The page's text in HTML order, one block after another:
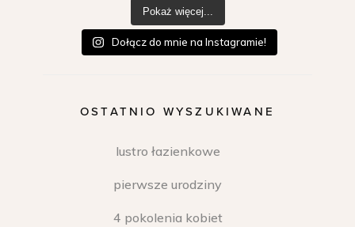
Pokaż więcej...
Dołącz do mnie na Instagramie!
OSTATNIO WYSZUKIWANE
lustro łazienkowe
pierwsze urodziny
4 pokolenia kobiet